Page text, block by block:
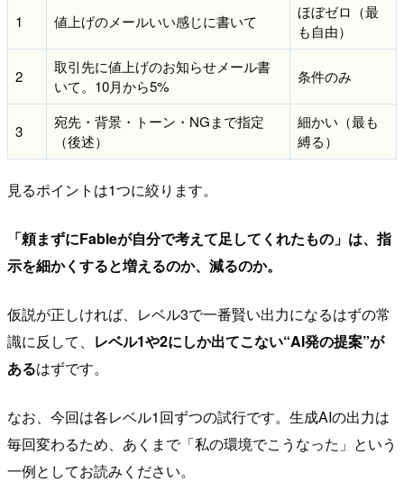
1 値上げのメールいい感じに書いて
ほぼゼロ（最
も自由）
2
取引先に値上げのお知らせメール書
いて。10月から5%
条件のみ
3
宛先・背景・トーン・NGまで指定
（後述）
細かい（最も
縛る）
見るポイントは1つに絞ります。
「頼まずにFableが自分で考えて足してくれたもの」は、指
示を細かくすると増えるのか、減るのか。
仮説が正しければ、レベル3で一番賢い出力になるはずの常
識に反して、 レベル1や2にしか出てこない“AI発の提案”が
あるはずです。
なお、今回は各レベル1回ずつの試行です。生成AIの出力は
毎回変わるため、あくまで「私の環境でこうなった」という
一例としてお読みください。